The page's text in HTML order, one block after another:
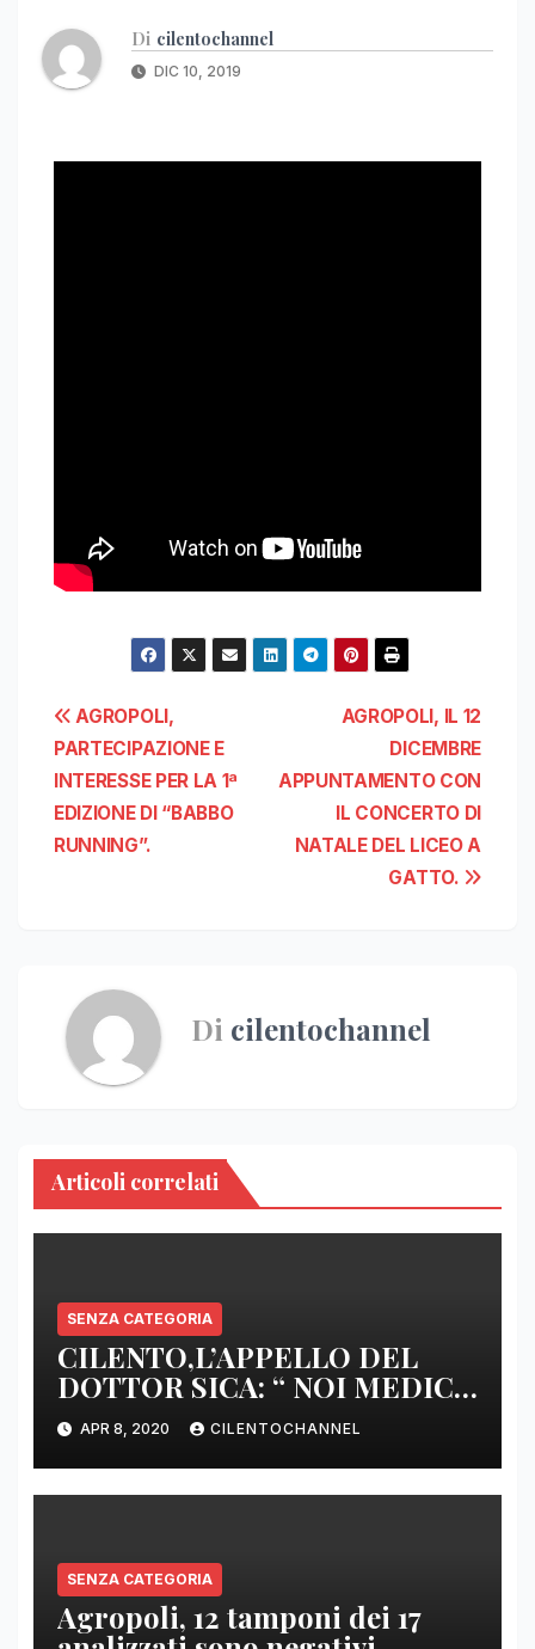
Di cilentochannel
DIC 10, 2019
Navigazione
articoli
AGROPOLI, IL 12
DICEMBRE
APPUNTAMENTO CON
IL CONCERTO DI
NATALE DEL LICEO A
GATTO.
AGROPOLI,
PARTECIPAZIONE E
INTERESSE PER LA 1ª
EDIZIONE DI “BABBO
RUNNING”.
Di cilentochannel
Articoli correlati
SENZA CATEGORIA
CILENTO,L’APPELLO DEL
DOTTOR SICA: “ NOI MEDICI
DI BASE SIAMO SENZA ARMI
E SENZA PRESIDI”
APR 8, 2020 CILENTOCHANNEL
SENZA CATEGORIA
Agropoli, 12 tamponi dei 17